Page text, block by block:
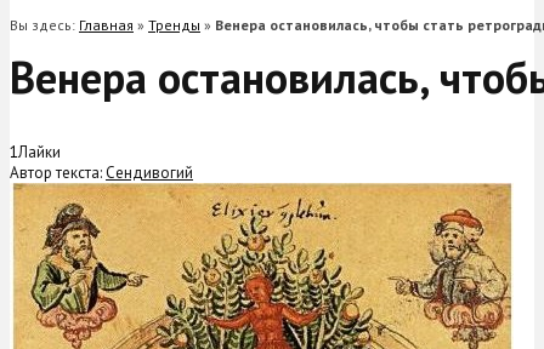
Вы здесь: Главная » Тренды » Венера остановилась, чтобы стать
Венера остановилась,
1Лайки
Автор текста: Сендивогий